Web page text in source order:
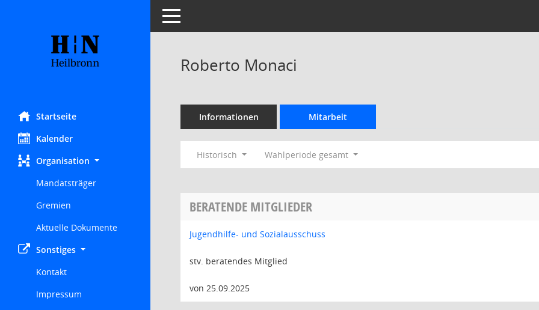
Startseite
Kalender
Organisation
Mandatsträger
Gremien
Aktuelle Dokumente
Sonstiges
Kontakt
Impressum
Toggle navigation
Roberto Monaci
Informationen Mitarbeit
Historisch Wahlperiode gesamt
BERATENDE MITGLIEDER
Jugendhilfe- und Sozialausschuss
stv. beratendes Mitglied
von 25.09.2025